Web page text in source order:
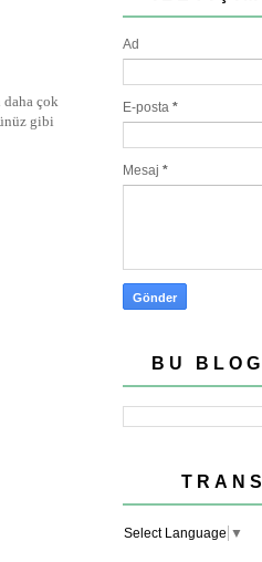
çok
gibi
Ad
E-posta *
Mesaj *
BU
Select Language ▼